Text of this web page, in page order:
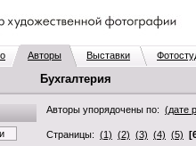
Авторы Выставки
Бухгалтерия
Авторы упорядочены по: (дате
Страницы: (1) (2) (3) (4) (5)